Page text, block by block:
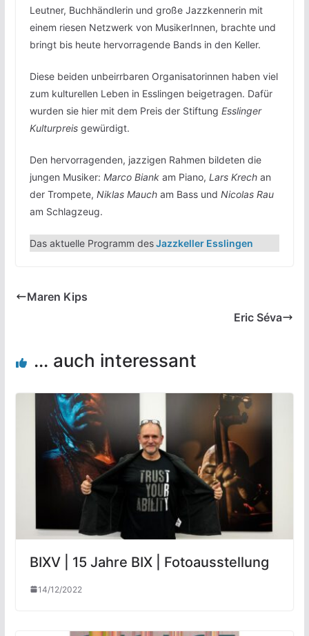
Leutner, Buchhändlerin und große Jazzkennerin mit
einem riesen Netzwerk von MusikerInnen, brachte und
bringt bis heute hervorragende Bands in den Keller.
Diese beiden unbeirrbaren Organisatorinnen haben viel
zum kulturellen Leben in Esslingen beigetragen. Dafür
wurden sie hier mit dem Preis der Stiftung Esslinger
Kulturpreisgewürdigt.
Den hervorragenden, jazzigen Rahmen bildeten die
jungen Musiker: Marco Biankam Piano, Lars Krechan
der Trompete, Niklas Maucham Bass und Nicolas Rau
am Schlagzeug.
Das aktuelle Programm desJazzkeller Esslingen
Maren Kips
Eric Séva
... auch interessant
BIXV | 15 Jahre BIX | Fotoausstellung
14/12/2022